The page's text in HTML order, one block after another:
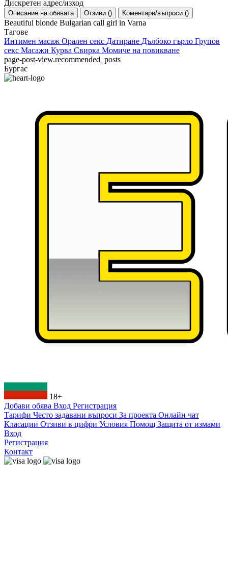
Дискретен адрес/изход
Описание на обявата Отзиви () Коментари/въпроси ()
Beautiful blonde Bulgarian call girl in Varna
Тагове
Интимен масаж Орален секс Датиране Дълбоко гърло Групов
секс Масажи Курва Свирка Момиче на повикване
page-post-view.recommended_posts
Бургас
18+
Добави обява Вход Регистрация
Тарифи Често задавани въпроси За проекта Онлайн чат
Класации Отзиви в цифри Условия Помощ Защита от измами
Вход
Регистрация
Контакт